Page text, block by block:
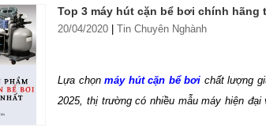
Top 3 máy hút cặn bể bơi chính hãng
20/04/2020 |Tin Chuyên Nghành
Lựa chọnmáy hút cặn bể bơi chất lượng
2025, thị trường có nhiều mẫu máy hiện